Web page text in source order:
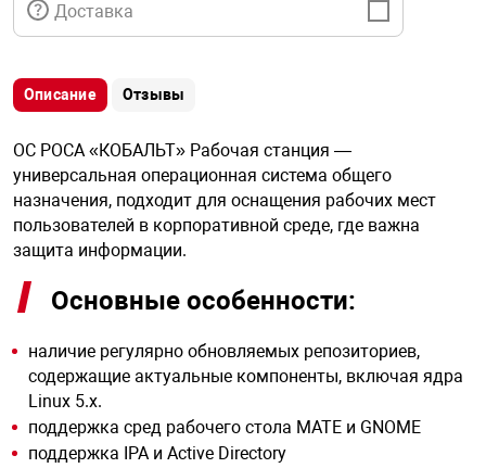
информации
техника
средства охраны
ключи
сигнализации
безопасность
Доставка
Описание Отзывы
ОС РОСА «КОБАЛЬТ» Рабочая станция —
универсальная операционная система общего
назначения, подходит для оснащения рабочих мест
пользователей в корпоративной среде, где важна
защита информации.
Основные особенности:
наличие регулярно обновляемых репозиториев,
содержащие актуальные компоненты, включая ядра
Linux 5.x.
поддержка сред рабочего стола MATE и GNOME
поддержка IPA и Active Directory